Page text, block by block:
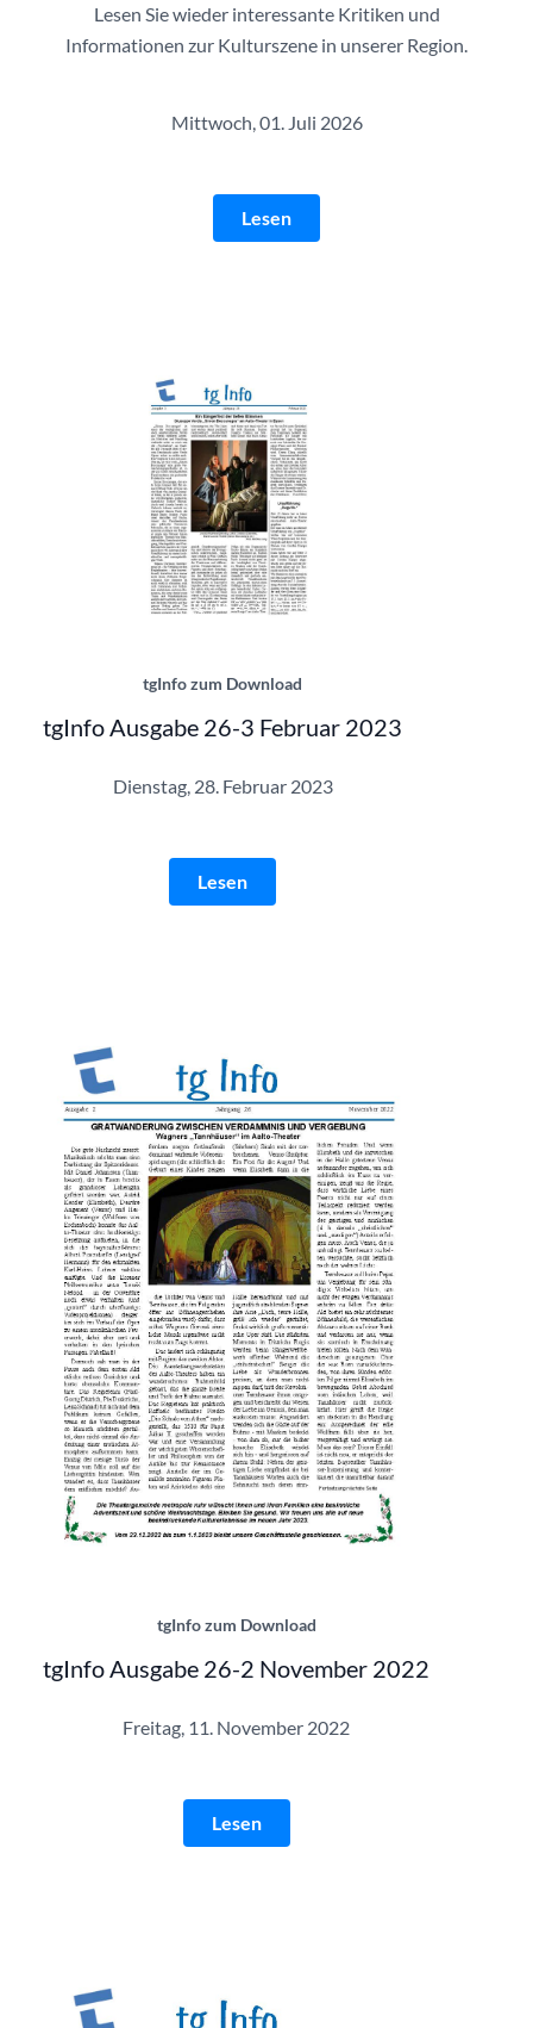
Lesen Sie wieder interessante Kritiken und
Informationen zur Kulturszene in unserer Region.
Mittwoch, 01. Juli 2026
Lesen
tgInfo 26-3 | © Theatergemeinde
tgInfo zum Download
tgInfo Ausgabe 26-3 Februar 2023
Dienstag, 28. Februar 2023
Lesen
tgInfo Ausgabe 26-2 | © Theatergemeinde
tgInfo zum Download
tgInfo Ausgabe 26-2 November 2022
Freitag, 11. November 2022
Lesen